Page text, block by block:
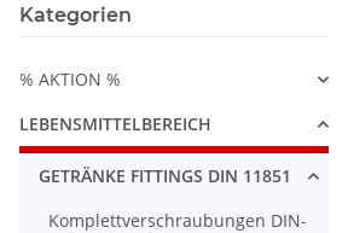
Kategorien
% AKTION %
LEBENSMITTELBEREICH
GETRÄNKE FITTINGS DIN 11851
Komplettverschraubungen DIN-